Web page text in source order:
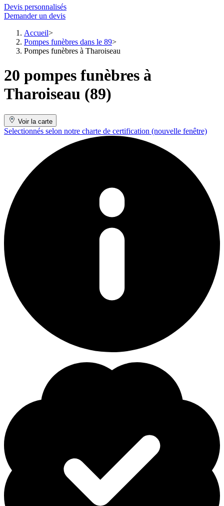
Devis personnalisés
Demander un devis
Accueil
Pompes funèbres dans le 89
Pompes funèbres à Tharoiseau
20 pompes funèbres à
Tharoiseau (89)
Voir la carte
Selectionnés selon notre charte de certification (nouvelle fenêtre)